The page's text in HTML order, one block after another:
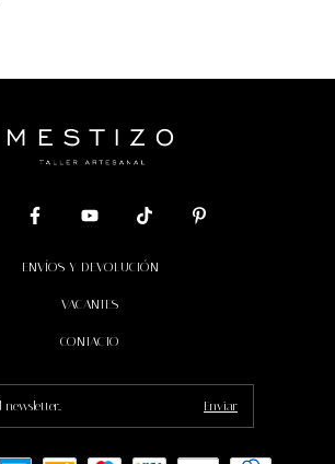
ENVÍOS Y DEVOLUCIÓN
VACANTES
CONTACTO